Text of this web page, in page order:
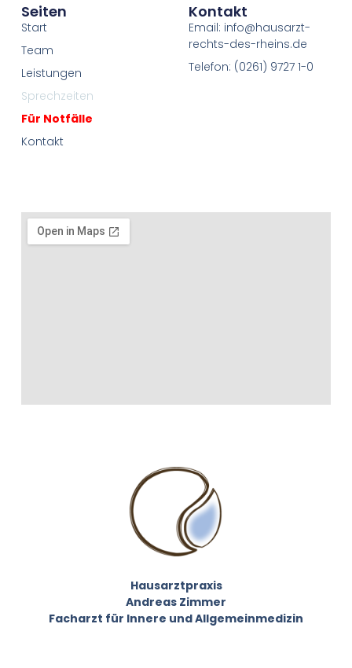
Hausarztpraxis
Andreas Zimmer
Facharzt für Innere und Allgemeinmedizin
Seiten
Start
Team
Leistungen
Sprechzeiten
Für Notfälle
Kontakt
Kontakt
Email: info@hausarzt-
rechts-des-rheins.de
Telefon: (0261) 9727 1-0